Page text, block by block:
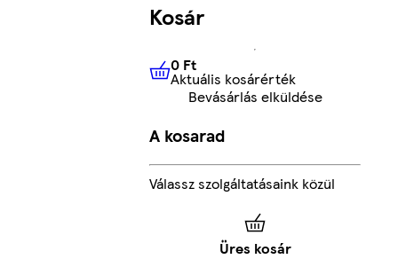
Kosár
0 FtAktuális kosárérték
0 Ft
Aktuális kosárérték
Bevásárlás elküldése
A kosarad
Válassz szolgáltatásaink közül
Üres kosár